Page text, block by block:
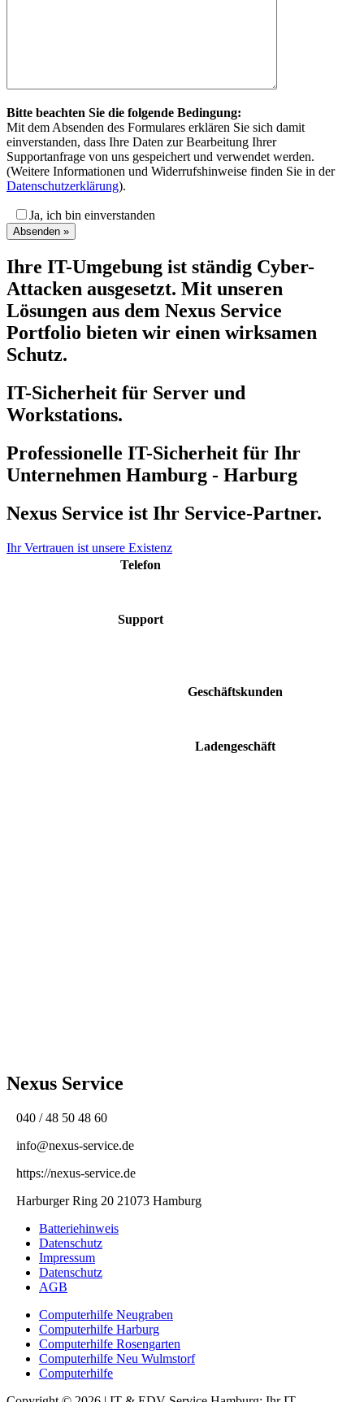
Bitte beachten Sie die folgende Bedingung:
Mit dem Absenden des Formulares erklären Sie sich damit
einverstanden, dass Ihre Daten zur Bearbeitung Ihrer
Supportanfrage von uns gespeichert und verwendet werden.
(Weitere Informationen und Widerrufshinweise finden Sie in der
Datenschutzerklärung).
Ja, ich bin einverstanden
Ihre IT-Umgebung ist ständig Cyber-
Attacken ausgesetzt. Mit unseren
Lösungen aus dem Nexus Service
Portfolio bieten wir einen wirksamen
Schutz.
IT-Sicherheit für Server und
Workstations.
Professionelle IT-Sicherheit für Ihr
Unternehmen Hamburg - Harburg
Nexus Service ist Ihr Service-Partner.
Ihr Vertrauen ist unsere Existenz
Telefon
Support
Geschäftskunden
Ladengeschäft
Nexus Service
040 / 48 50 48 60
info@nexus-service.de
https://nexus-service.de
Harburger Ring 20 21073 Hamburg
Batteriehinweis
Datenschutz
Impressum
Datenschutz
AGB
Computerhilfe Neugraben
Computerhilfe Harburg
Computerhilfe Rosengarten
Computerhilfe Neu Wulmstorf
Computerhilfe